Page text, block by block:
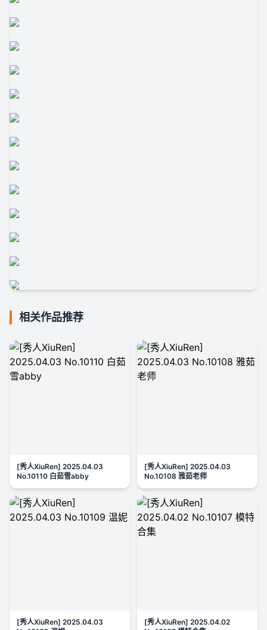
相关作品推荐
[秀人XiuRen] 2025.04.03
No.10110 白茹雪abby
[秀人XiuRen] 2025.04.03
No.10108 雅茹老师
[秀人XiuRen] 2025.04.03
[秀人XiuRen] 2025.04.02